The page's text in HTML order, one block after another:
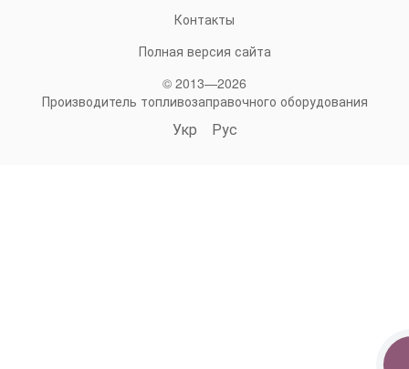
Контакты
Полная версия сайта
© 2013—2026
Производитель топливозаправочного оборудования
Укр Рус